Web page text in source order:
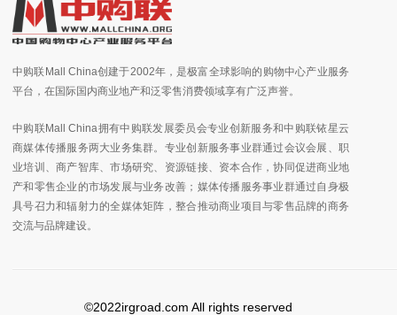
中购联Mall China创建于2002年，是极富全球影响的购物中心产业服务
平台，在国际国内商业地产和泛零售消费领域享有广泛声誉。
中购联Mall China拥有中购联发展委员会专业创新服务和中购联铱星云
商媒体传播服务两大业务集群。专业创新服务事业群通过会议会展、职
业培训、商产智库、市场研究、资源链接、资本合作，协同促进商业地
产和零售企业的市场发展与业务改善；媒体传播服务事业群通过自身极
具号召力和辐射力的全媒体矩阵，整合推动商业项目与零售品牌的商务
交流与品牌建设。
©2022irgroad.com All rights reserved